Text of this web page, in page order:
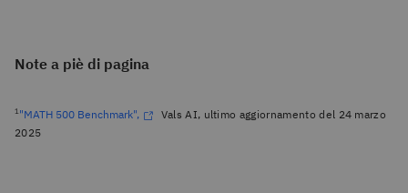
Note a piè di pagina
1"MATH 500 Benchmark",
Vals AI, ultimo aggiornamento del 24 marzo
2025